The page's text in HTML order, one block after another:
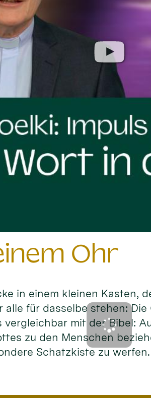
Ohr
in einem kleinen Kasten,
für dasselbe stehen:
mit der Bibel:
zu den Menschen
Schatzkiste zu werfen.